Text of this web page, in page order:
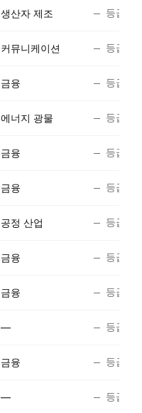
생산자 제조 등급 없
커뮤니케이션 등급 없
금융 등급 없
에너지 광물 등급 없
금융 등급 없
금융 등급 없
공정 산업 등급 없
금융 등급 없
금융 등급 없
— 등급 없
금융 등급 없
— 등급 없